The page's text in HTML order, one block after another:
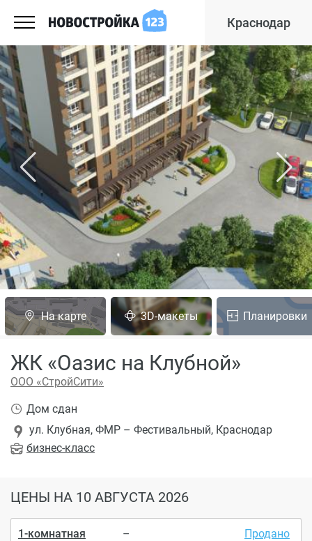
Краснодар
На карте 3D-макеты Планировки
ЖК «Оазис на Клубной»
ООО «СтройСити»
бизнес-класс
ул. Клубная, ФМР – Фестивальный, Краснодар
Дом сдан
ЦЕНЫ НА 10 АВГУСТА 2026
1-комнатная – Продано